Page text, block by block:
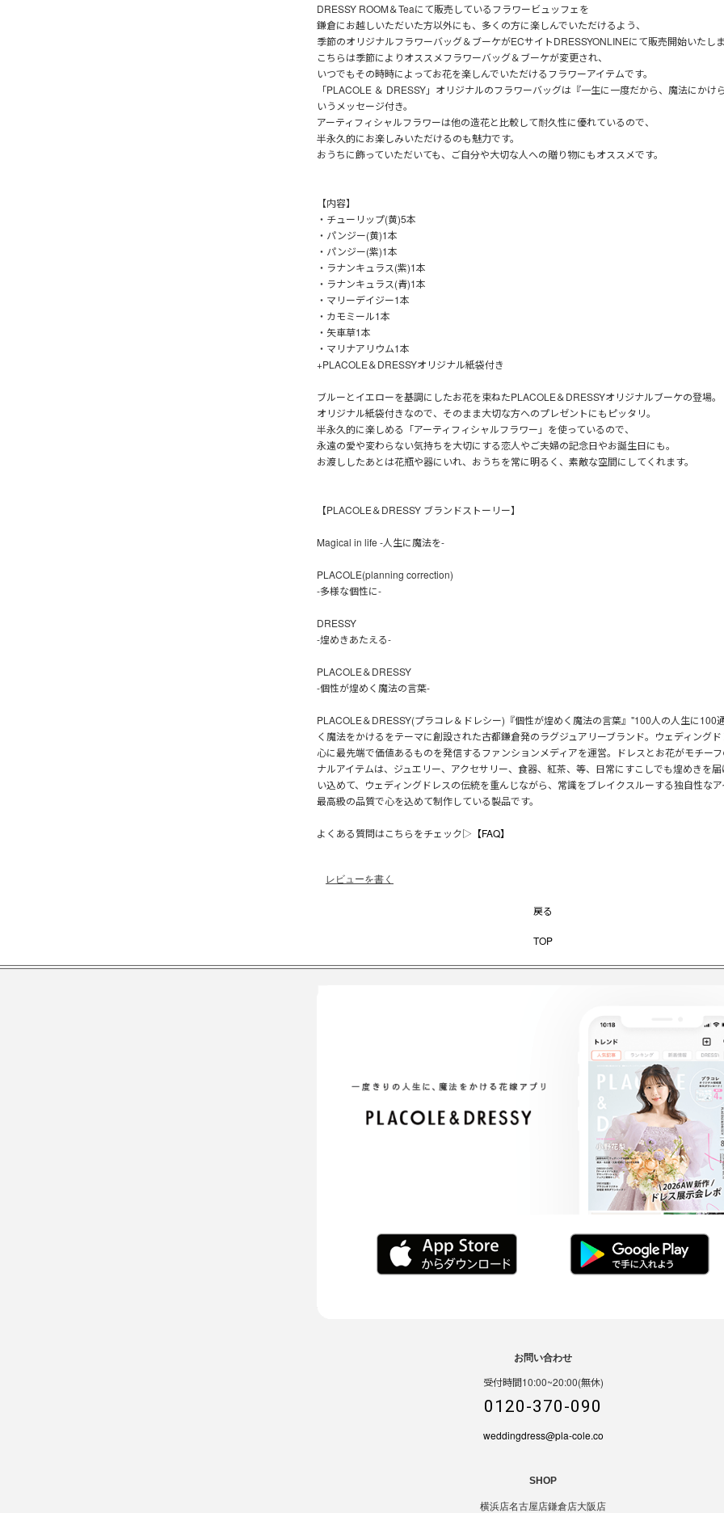
DRESSY ROOM＆Teaにて販売しているフラワービュッフェを
鎌倉にお越しいただいた方以外にも、多くの方に楽しんでいただけるよう、
季節のオリジナルフラワーバッグ＆ブーケがECサイトDRESSYONLINEにて販売開始いたし
こちらは季節によりオススメフラワーバッグ＆ブーケが変更され、
いつでもその時時によってお花を楽しんでいただけるフラワーアイテムです。
「PLACOLE ＆ DRESSY」オリジナルのフラワーバッグは『一生に一度だから、魔法にかけ
いうメッセージ付き。
アーティフィシャルフラワーは他の造花と比較して耐久性に優れているので、
半永久的にお楽しみいただけるのも魅力です。
おうちに飾っていただいても、ご自分や大切な人への贈り物にもオススメです。
【内容】
・チューリップ(黄)5本
・パンジー(黄)1本
・パンジー(紫)1本
・ラナンキュラス(紫)1本
・ラナンキュラス(青)1本
・マリーデイジー1本
・カモミール1本
・矢車草1本
・マリナアリウム1本
+PLACOLE＆DRESSYオリジナル紙袋付き
ブルーとイエローを基調にしたお花を束ねたPLACOLE＆DRESSYオリジナルブーケの登場。
オリジナル紙袋付きなので、そのまま大切な方へのプレゼントにもピッタリ。
半永久的に楽しめる「アーティフィシャルフラワー」を使っているので、
永遠の愛や変わらない気持ちを大切にする恋人やご夫婦の記念日やお誕生日にも。
お渡ししたあとは花瓶や器にいれ、おうちを常に明るく、素敵な空間にしてくれます。
【PLACOLE＆DRESSY ブランドストーリー】
Magical in life -人生に魔法を-
PLACOLE(planning correction)
-多様な個性に-
DRESSY
-煌めきあたえる-
PLACOLE＆DRESSY
-個性が煌めく魔法の言葉-
PLACOLE＆DRESSY(プラコレ＆ドレシー)『個性が煌めく魔法の言葉』"100人の人生に100
く魔法をかけるをテーマに創設された古都鎌倉発のラグジュアリーブランド。ウェディング
心に最先端で価値あるものを発信するファンションメディアを運営。ドレスとお花がモチー
ナルアイテムは、ジュエリー、アクセサリー、食器、紅茶、等、日常にすこしでも煌めきを
い込めて、ウェディングドレスの伝統を重んじながら、常識をブレイクスルーする独自性な
最高級の品質で心を込めて制作している製品です。
よくある質問はこちらをチェック▷ 【FAQ】
レビューを書く
戻る
TOP
お問い合わせ
受付時間10:00~20:00(無休)
0120-370-090
weddingdress@pla-cole.co
SHOP
横浜店名古屋店鎌倉店大阪店